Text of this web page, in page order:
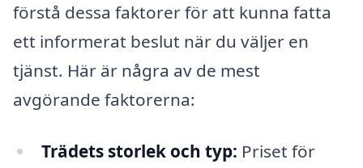
förstå dessa faktorer för att kunna fatta
ett informerat beslut när du väljer en
tjänst. Här är några av de mest
avgörande faktorerna:
Trädets storlek och typ: Priset för